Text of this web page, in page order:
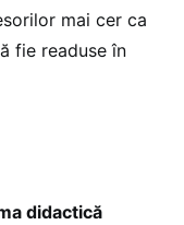
mai cer ca
fie readuse în
didactică